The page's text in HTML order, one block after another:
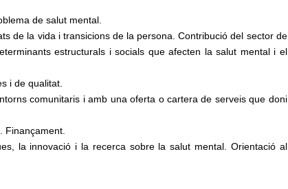
de salut mental.
de la vida i transicions de la persona. Contribució del sector de
estructurals i socials que afecten la salut mental i el
i de qualitat.
comunitaris i amb una oferta o cartera de serveis que doni
Finançament.
la innovació i la recerca sobre la salut mental. Orientació al